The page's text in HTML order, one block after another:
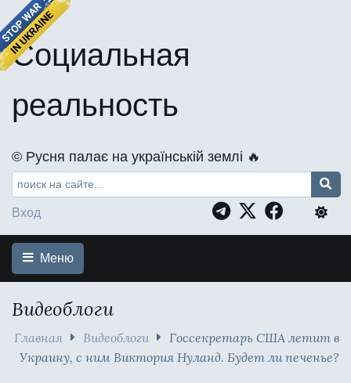
Социальная
реальность
©️ Русня палає на українській землі 🔥
Вход
Меню
Видеоблоги
Главная Видеоблоги
Госсекретарь США летит в
Украину, с ним Виктория Нуланд. Будет ли печенье?